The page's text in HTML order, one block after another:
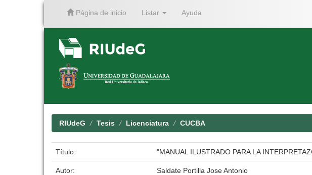
Página de inicio Listar Ayuda
RIUdeG Tesis Licenciatura CUCBA
Título: "MANUAL ILUSTRADO PARA LA
Autor: Saldate Portilla Jose Antonio